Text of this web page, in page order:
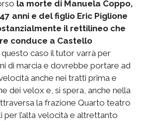
la morte di Manuela Coppo,
anni e del figlio Eric Piglione
il rettilineo che
conduce a Castello
questo caso il tutor varrà per
di marcia e dovrebbe portare ad
anche nei tratti prima e
dei velox e, si spera, anche nella
la frazione Quarto teatro
per l’alta velocità e altrettanto